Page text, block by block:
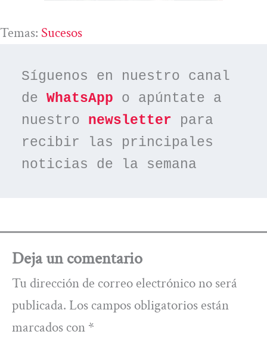
Temas: Sucesos
Síguenos en nuestro canal
de WhatsApp o apúntate a
nuestro newsletter para
recibir las principales
noticias de la semana
Deja un comentario
Tu dirección de correo electrónico no será
publicada. Los campos obligatorios están
marcados con *